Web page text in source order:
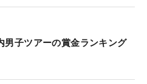
子ツアーの賞金ランキング